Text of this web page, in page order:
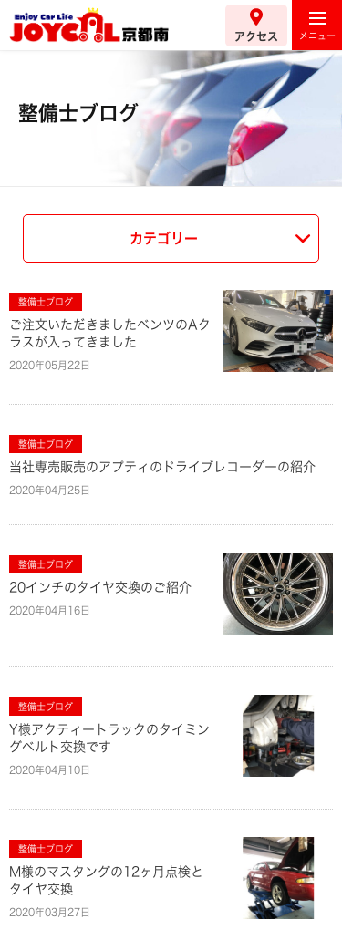
アクセス
整備士ブログ
カテゴリー
整備士ブログ
ご注文いただきましたベンツのAク
ラスが入ってきました
2020年05月22日
整備士ブログ
当社専売販売のアプティのドライブレコーダーの紹介
2020年04月25日
整備士ブログ
20インチのタイヤ交換のご紹介
2020年04月16日
整備士ブログ
Y様アクティートラックのタイミン
グベルト交換です
2020年04月10日
整備士ブログ
M様のマスタングの12ヶ月点検と
タイヤ交換
2020年03月27日